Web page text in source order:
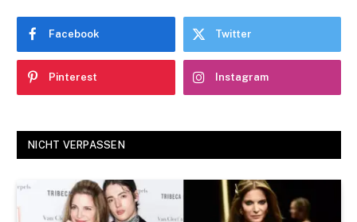
Facebook Twitter
Pinterest Instagram
NICHT VERPASSEN